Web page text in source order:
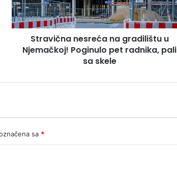
Poginulo
pet
radnika,
Stravična nesreća na gradilištu u
Njemačkoj! Poginulo pet radnika, pali
sa skele
sa *